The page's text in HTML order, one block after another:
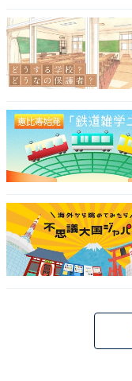
次ページ